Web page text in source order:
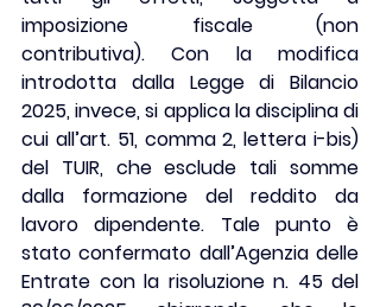
imposizione fiscale (non
contributiva). Con la modifica
introdotta dalla Legge di Bilancio
2025, invece, si applica la disciplina di
cui all’art. 51, comma 2, lettera i-bis)
del TUIR, che esclude tali somme
dalla formazione del reddito da
lavoro dipendente. Tale punto è
stato confermato dall’Agenzia delle
Entrate con la risoluzione n. 45 del